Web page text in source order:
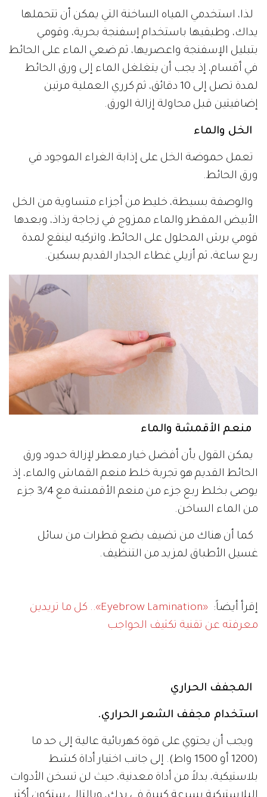
لذا، استخدمي المياه الساخنة التي يمكن أن تتحملها
يداك، وطبقيها باستخدام إسفنجة بحرية، وقومي
بتبليل الإسفنجة واعصريها، ثم ضعي الماء على الحائط
في أقسام، إذ يجب أن يتغلغل الماء إلى ورق الحائط
لمدة تصل إلى 10 دقائق، ثم كرري العملية مرتين
إضافيتين قبل محاولة إزالة الورق.
الخل والماء
تعمل حموضة الخل على إذابة الغراء الموجود في
ورق الحائط.
والوصفة بسيطة، خليط من أجزاء متساوية من الخل
الأبيض المقطر والماء ممزوج في زجاجة رذاذ، وبعدها
قومي برش المحلول على الحائط، واتركيه لينقع لمدة
ربع ساعة، ثم أزيلي غطاء الجدار القديم بسكين.
منعم الأقمشة والماء
يمكن القول بأن أفضل خيار معطر لإزالة حدود ورق
الحائط القديم هو تجربة خلط منعم القماش والماء، إذ
يوصى بخلط ربع جزء من منعم الأقمشة مع 3/4 جزء
من الماء الساخن.
كما أن هناك من تضيف بضع قطرات من سائل
غسيل الأطباق لمزيد من التنظيف.
إقرأ أيضاً:
«Eyebrow Lamination».. كل ما تريدين
معرفته عن تقنية تكثيف الحواجب
المجفف الحراري
استخدام مجفف الشعر الحراري.
ويجب أن يحتوي على قوة كهربائية عالية إلى حد ما
(1200 أو 1500 واط). إلى جانب اختيار أداة كشط
بلاستيكية، بدلاً من أداة معدنية، حيث لن تسخن الأدوات